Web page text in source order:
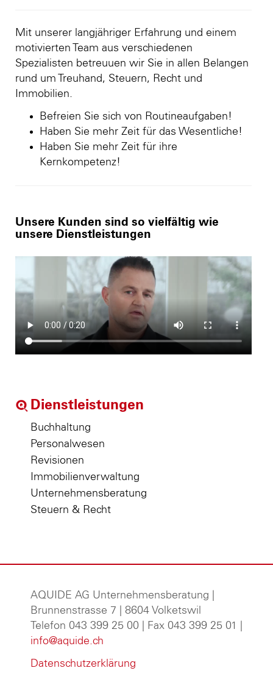
Mit unserer langjähriger Erfahrung und einem
motivierten Team aus verschiedenen
Spezialisten betreuuen wir Sie in allen Belangen
rund um Treuhand, Steuern, Recht und
Immobilien.
Befreien Sie sich von Routineaufgaben!
Haben Sie mehr Zeit für das Wesentliche!
Haben Sie mehr Zeit für ihre
Kernkompetenz!
Unsere Kunden sind so vielfältig wie
unsere Dienstleistungen
Dienstleistungen
Buchhaltung
Personalwesen
Revisionen
Immobilienverwaltung
Unternehmensberatung
Steuern & Recht
AQUIDE AG Unternehmensberatung
Brunnenstrasse 7 | 8604 Volketswil
Telefon 043 399 25 00 | Fax 043 399 25 01 |
info@aquide.ch
Datenschutzerklärung